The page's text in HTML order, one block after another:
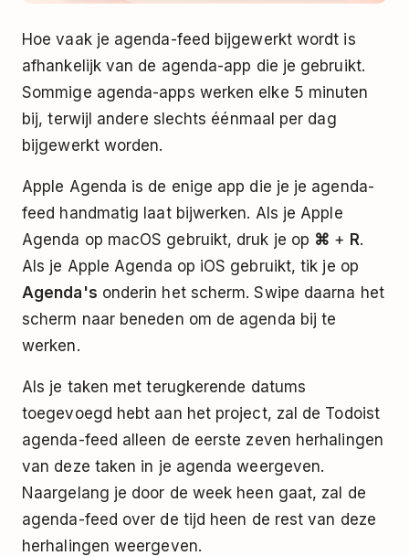
Hoe vaak je agenda-feed bijgewerkt wordt is
afhankelijk van de agenda-app die je gebruikt.
Sommige agenda-apps werken elke 5 minuten
bij, terwijl andere slechts éénmaal per dag
bijgewerkt worden.
Apple Agenda is de enige app die je je agenda-
feed handmatig laat bijwerken. Als je Apple
Agenda op macOS gebruikt, druk je op ⌘ + R.
Als je Apple Agenda op iOS gebruikt, tik je op
Agenda's onderin het scherm. Swipe daarna het
scherm naar beneden om de agenda bij te
werken.
Als je taken met terugkerende datums
toegevoegd hebt aan het project, zal de Todoist
agenda-feed alleen de eerste zeven herhalingen
van deze taken in je agenda weergeven.
Naargelang je door de week heen gaat, zal de
agenda-feed over de tijd heen de rest van deze
herhalingen weergeven.